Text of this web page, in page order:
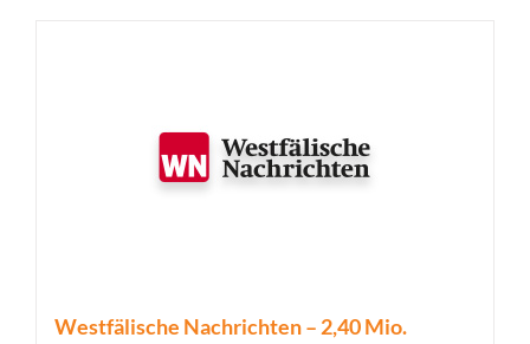
Westfälische Nachrichten – 2,40 Mio.